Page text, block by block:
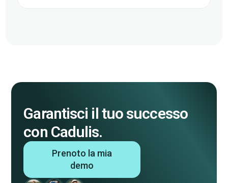
Garantisci il tuo successo
con Cadulis.
Prenoto la mia
demo